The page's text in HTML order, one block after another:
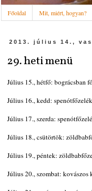
Főoldal Mit, miért, hogyan?
2013. július 14.,
29. heti menü
Július 15., hétfő: bográcsban
Július 16., kedd:
Július 17., szerda:
Július 18., csütörtök:
Július 19., péntek:
Július 20., szombat: kovászos